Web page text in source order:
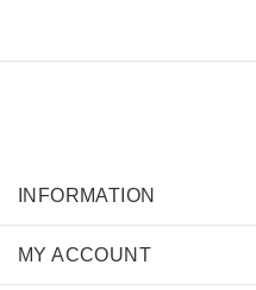
INFORMATION
MY ACCOUNT